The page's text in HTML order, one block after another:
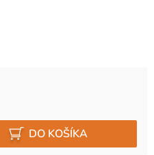
DO KOŠÍKA